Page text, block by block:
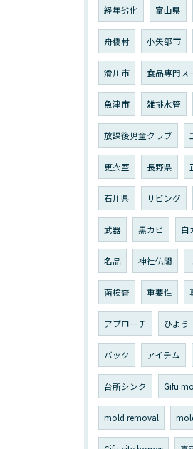
経年劣化 富山県
舟橋村 小矢部市
滑川市 食品専門ス
魚津市 雑排水管
放課後児童クラブ
更衣室 長野県
石川県 リビング
武器 黒カビ 白
名品 神社仏閣
菌検査 重要性
アプローチ ひよう
バック アイテム
台所シンク Gifu
mold removal